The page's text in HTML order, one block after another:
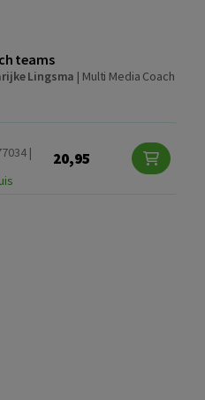
teams
Lingsma | Multi Media Coach
|
20,95